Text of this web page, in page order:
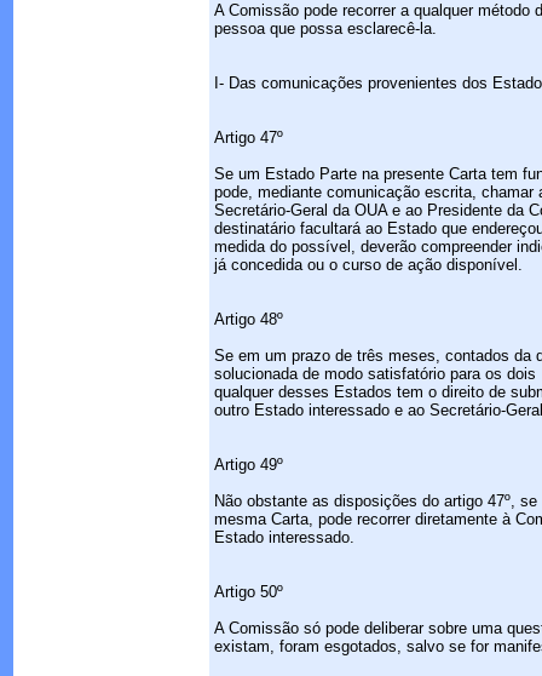
A Comissão pode recorrer a qualquer método
pessoa que possa esclarecê-la.
I- Das comunicações provenientes dos
Artigo 47º
Se um Estado Parte na presente Carta tem
pode, mediante comunicação escrita,
Secretário-Geral da OUA e ao Presidente da
destinatário facultará ao Estado que
medida do possível, deverão compreender
já concedida ou o curso de ação disponível.
Artigo 48º
Se em um prazo de três meses, contados da
solucionada de modo satisfatório para os
qualquer desses Estados tem o direito de
outro Estado interessado e ao Secretário-
Artigo 49º
Não obstante as disposições do artigo 47º,
mesma Carta, pode recorrer diretamente à
Estado interessado.
Artigo 50º
A Comissão só pode deliberar sobre uma
existam, foram esgotados, salvo se for